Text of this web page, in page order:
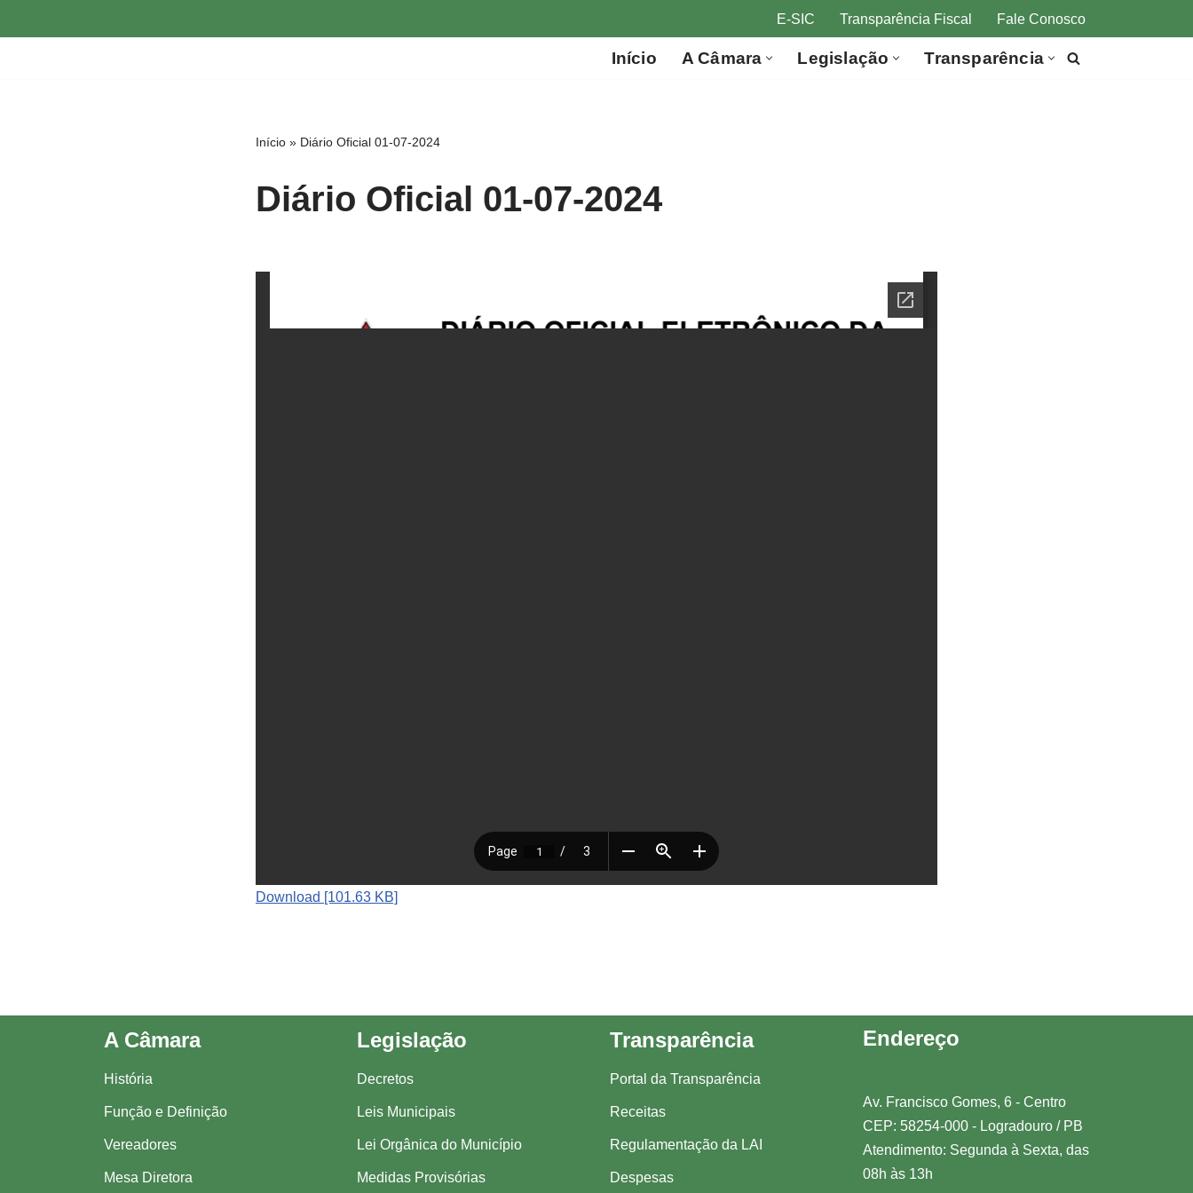
E-SIC Transparência Fiscal Fale Conosco
Início A Câmara Legislação Transparência
Início » Diário Oficial 01-07-2024
Diário Oficial 01-07-2024
Download [101.63 KB]
A Câmara
História
Função e Definição
Vereadores
Mesa Diretora
Legislação
Decretos
Leis Municipais
Lei Orgânica do Município
Medidas Provisórias
Transparência
Portal da Transparência
Receitas
Regulamentação da LAI
Despesas
Endereço
Av. Francisco Gomes, 6 - Centro
CEP: 58254-000 - Logradouro / PB
Atendimento: Segunda à Sexta, das
08h às 13h